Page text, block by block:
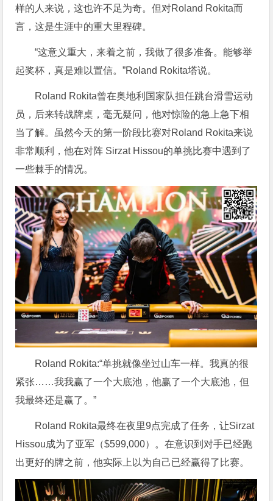
样的人来说，这也许不足为奇。但对Roland Rokita而
言，这是生涯中的重大里程碑。
“这意义重大，来着之前，我做了很多准备。能够举
起奖杯，真是难以置信。”Roland Rokita塔说。
Roland Rokita曾在奥地利国家队担任跳台滑雪运动
员，后来转战牌桌，毫无疑问，他对惊险的急上急下相
当了解。虽然今天的第一阶段比赛对Roland Rokita来说
非常顺利，他在对阵 Sirzat Hissou的单挑比赛中遇到了
一些棘手的情况。
Roland Rokita:“单挑就像坐过山车一样。我真的很
紧张……我我赢了一个大底池，他赢了一个大底池，但
我最终还是赢了。”
Roland Rokita最终在夜里9点完成了任务，让Sirzat
Hissou成为了亚军（$599,000）。在意识到对手已经跑
出更好的牌之前，他实际上以为自己已经赢得了比赛。